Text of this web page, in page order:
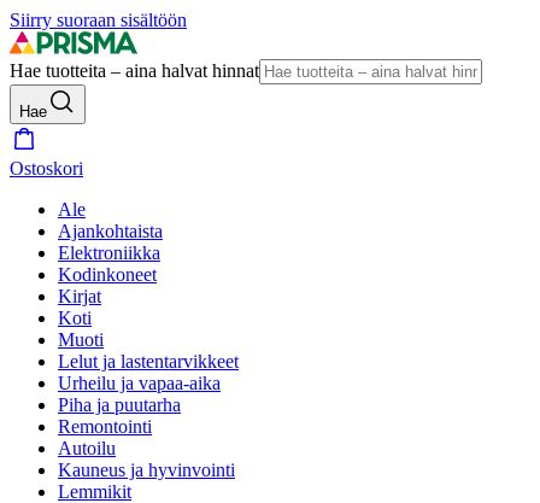
Siirry suoraan sisältöön
Hae tuotteita – aina halvat hinnat
Hae
Ostoskori
Ale
Ajankohtaista
Elektroniikka
Kodinkoneet
Kirjat
Koti
Muoti
Lelut ja lastentarvikkeet
Urheilu ja vapaa-aika
Piha ja puutarha
Remontointi
Autoilu
Kauneus ja hyvinvointi
Lemmikit